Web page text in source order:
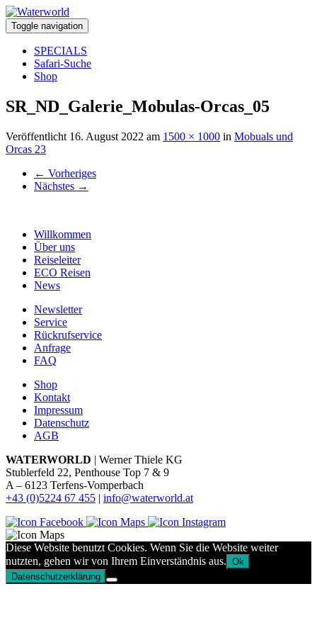
Toggle navigation
SPECIALS
Safari-Suche
Shop
SR_ND_Galerie_Mobulas-Orcas_05
Veröffentlicht 16. August 2022 am 1500 × 1000 in Mobuals und
Orcas 23
← Vorheriges
Nächstes →
Willkommen
Über uns
Reiseleiter
ECO Reisen
News
Newsletter
Service
Rückrufservice
Anfrage
FAQ
Shop
Kontakt
Impressum
Datenschutz
AGB
WATERWORLD | Werner Thiele KG
Stublerfeld 22, Penthouse Top 7 & 9
A – 6123 Terfens-Vomperbach
+43 (0)5224 67 455 | info@waterworld.at
Diese Website benutzt Cookies. Wenn Sie die Website weiter
nutzten, gehen wir von Ihrem Einverständnis aus. Ok
Datenschutzerklärung